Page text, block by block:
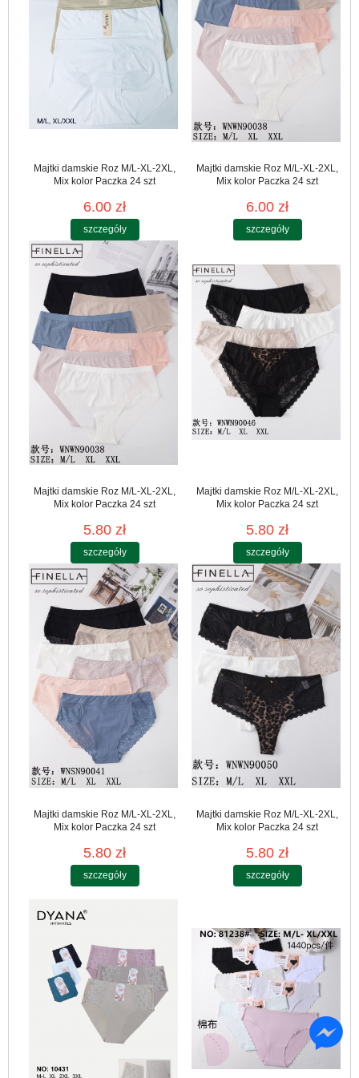
Majtki damskie Roz M/L-XL-2XL,
Mix kolor Paczka 24 szt
6.00 zł
szczegóły
Majtki damskie Roz M/L-XL-2XL,
Mix kolor Paczka 24 szt
6.00 zł
szczegóły
Majtki damskie Roz M/L-XL-2XL,
Mix kolor Paczka 24 szt
5.80 zł
szczegóły
Majtki damskie Roz M/L-XL-2XL,
Mix kolor Paczka 24 szt
5.80 zł
szczegóły
Majtki damskie Roz M/L-XL-2XL,
Mix kolor Paczka 24 szt
5.80 zł
szczegóły
Majtki damskie Roz M/L-XL-2XL,
Mix kolor Paczka 24 szt
5.80 zł
szczegóły